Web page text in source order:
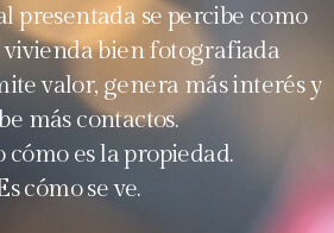
presentada se percibe como
vivienda bien fotografiada
valor, genera más interés y
más contactos.
cómo es la propiedad.
cómo se ve.